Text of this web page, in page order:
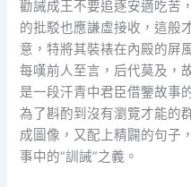
勸誡成王不要追逐安適吃苦
的批駁也應謙虛接收，這般
意，特將其裝裱在內殿的屏
每嘆前人至言，后代莫及，
是一段汗青中君臣借鑒故事
為了斟酌到沒有瀏覽才能的
成圖像，又配上精闢的句子
事中的“訓誡”之義。